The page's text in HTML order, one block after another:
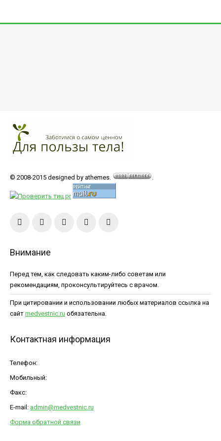
© 2008-2015 designed by athemes. .
Внимание
Перед тем, как следовать каким-либо советам или
рекомендациям, проконсультируйтесь с врачом.
При цитировании и использовании любых материалов ссылка на
сайт medvestnic.ru обязательна.
Контактная информация
Телефон:
Мобильный:
Факс:
E-mail: admin@medvestnic.ru
Форма обратной связи